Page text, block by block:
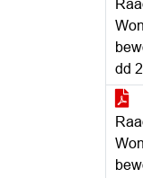
dd